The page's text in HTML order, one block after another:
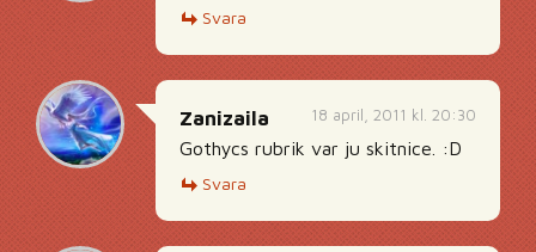
Svara
18 april, 2011 kl. 20:30
Zanizaila
Gothycs rubrik var ju skitnice. :D
Svara